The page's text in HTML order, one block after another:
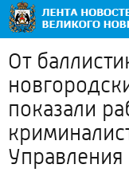
От
показали
Управления